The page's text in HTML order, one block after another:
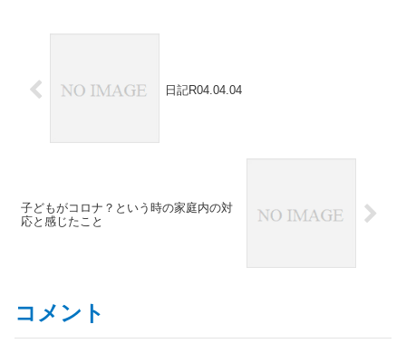
日記R04.04.04
子どもがコロナ？という時の家庭内の対
応と感じたこと
コメント